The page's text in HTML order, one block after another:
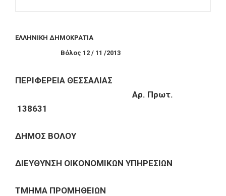
ΕΛΛΗΝΙΚΗ ΔΗΜΟΚΡΑΤΙΑ
Βόλος 12 / 11 /2013
ΠΕΡΙΦΕΡΕΙΑ ΘΕΣΣΑΛΙΑΣ
Αρ. Πρωτ.
138631
ΔΗΜΟΣ ΒΟΛΟΥ
ΔΙΕΥΘΥΝΣΗ ΟΙΚΟΝΟΜΙΚΩΝ ΥΠΗΡΕΣΙΩΝ
ΤΜΗΜΑ ΠΡΟΜΗΘΕΙΩΝ